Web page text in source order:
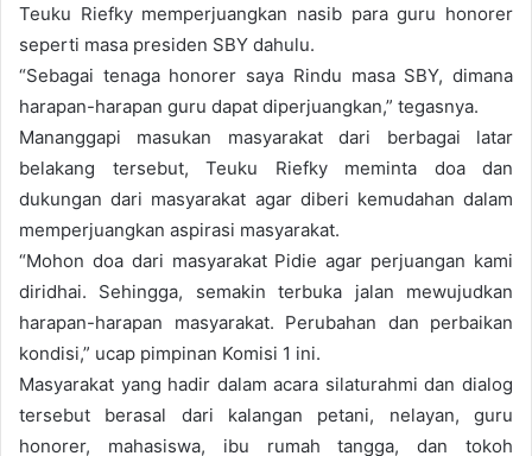
Teuku Riefky memperjuangkan nasib para guru honorer
seperti masa presiden SBY dahulu.
“Sebagai tenaga honorer saya Rindu masa SBY, dimana
harapan-harapan guru dapat diperjuangkan,” tegasnya.
Mananggapi masukan masyarakat dari berbagai latar
belakang tersebut, Teuku Riefky meminta doa dan
dukungan dari masyarakat agar diberi kemudahan dalam
memperjuangkan aspirasi masyarakat.
“Mohon doa dari masyarakat Pidie agar perjuangan kami
diridhai. Sehingga, semakin terbuka jalan mewujudkan
harapan-harapan masyarakat. Perubahan dan perbaikan
kondisi,” ucap pimpinan Komisi 1 ini.
Masyarakat yang hadir dalam acara silaturahmi dan dialog
tersebut berasal dari kalangan petani, nelayan, guru
honorer, mahasiswa, ibu rumah tangga, dan tokoh